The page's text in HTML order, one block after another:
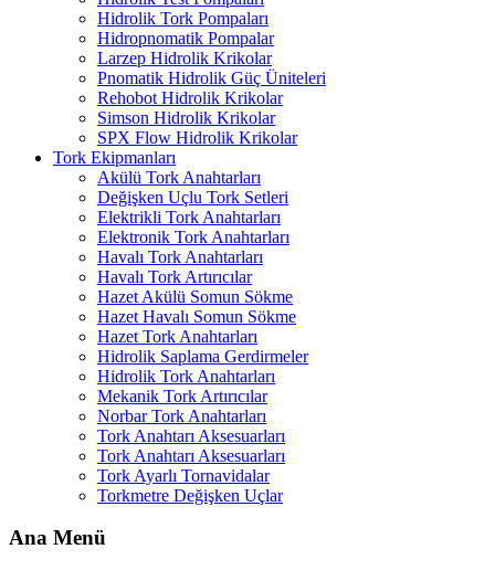
Hidrolik Tork Pompaları
Hidropnomatik Pompalar
Larzep Hidrolik Krikolar
Pnomatik Hidrolik Güç Üniteleri
Rehobot Hidrolik Krikolar
Simson Hidrolik Krikolar
SPX Flow Hidrolik Krikolar
Tork Ekipmanları
Akülü Tork Anahtarları
Değişken Uçlu Tork Setleri
Elektrikli Tork Anahtarları
Elektronik Tork Anahtarları
Havalı Tork Anahtarları
Havalı Tork Artırıcılar
Hazet Akülü Somun Sökme
Hazet Havalı Somun Sökme
Hazet Tork Anahtarları
Hidrolik Saplama Gerdirmeler
Hidrolik Tork Anahtarları
Mekanik Tork Artırıcılar
Norbar Tork Anahtarları
Tork Anahtarı Aksesuarları
Tork Anahtarı Aksesuarları
Tork Ayarlı Tornavidalar
Torkmetre Değişken Uçlar
Ana Menü